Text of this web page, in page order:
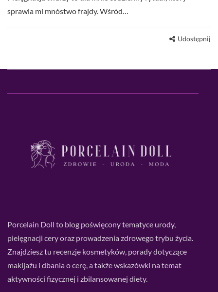
sprawia mi mnóstwo frajdy. Wśród…
Udostępnij
Porcelain Doll to blog poświęcony tematyce urody,
pielęgnacji cery oraz prowadzenia zdrowego trybu życia.
Znajdziesz tu recenzje kosmetyków, porady dotyczące
makijażu i dbania o cerę, a także wskazówki na temat
aktywności fizycznej i zbilansowanej diety.